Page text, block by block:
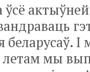
ўсё
І
мы